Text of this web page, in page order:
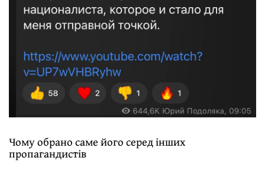
Чому обрано саме його серед інших
пропагандистів